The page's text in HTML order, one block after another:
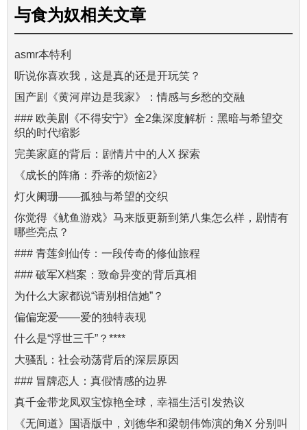
与食为奴相关文章
asmr本特利
听说你喜欢我，这是真的还是开玩笑？
国产剧《黄河岸边是我家》：情感与乡愁的交融
### 欧美剧《不得安宁》全2集深度解析：黑暗与希望交
织的时代缩影
完美家庭的背后：剧情片中的人X 探索
《成长的阵痛：乔蒂的烦恼2》
灯火阑珊——孤独与希望的交织
你觉得《鱿鱼游戏》马来版更新到第八集怎么样，剧情有
哪些亮点？
### 青莲剑仙传：一段传奇的修仙旅程
### 破军X档案：致命异变的背后真相
为什么大家都说“请别相信她”？
偏偏宠爱——爱的独特表现
什么是“浮世三千”？****
大骚乱：社会动荡背后的深层原因
### 冒牌恋人：真假情感的边界
真千金带龙凤双宝惊艳全球，幸福生活引发热议
《无间道》国语版中，刘德华和梁朝伟饰演的角X 分别叫